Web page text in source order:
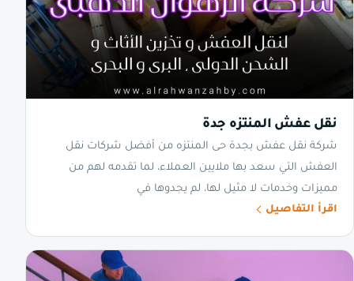
نقل عفش المنتزه جدة
شركة نقل عفش بجدة حى المنتزه من أفضل شركات نقل
العفش التي سعد بها ملايين العملاء، لما تقدمه لهم من
مميزات وخدمات لا مثيل لها، لم يجدوها في
اقرأ التفاصيل